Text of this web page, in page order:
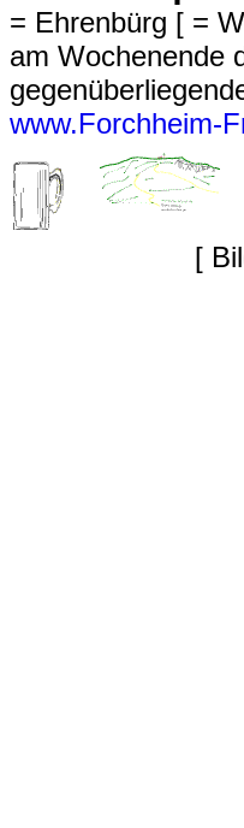
= Ehrenbürg [ =
am Wochenende
www.Forchheim-
[